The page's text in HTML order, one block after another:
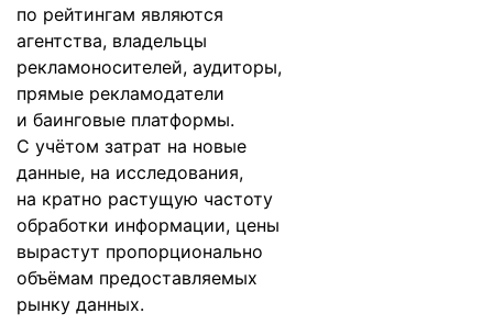
по рейтингам являются
агентства, владельцы
рекламоносителей, аудиторы,
прямые рекламодатели
и баинговые платформы.
С учётом затрат на новые
данные, на исследования,
на кратно растущую частоту
обработки информации, цены
вырастут пропорционально
объёмам предоставляемых
рынку данных.